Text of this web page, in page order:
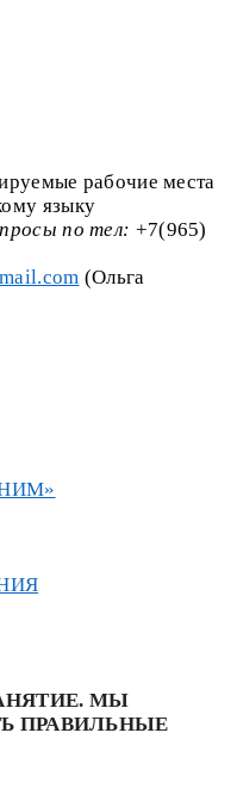
рабочие места
языку
по тел: +7(965)
(Ольга
МЫ
ПРАВИЛЬНЫЕ